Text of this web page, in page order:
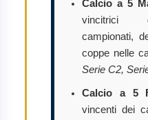
Calcio a 5
vincitrici
campionati,
coppe nelle
Serie C2,
Calcio a 5
vincenti dei